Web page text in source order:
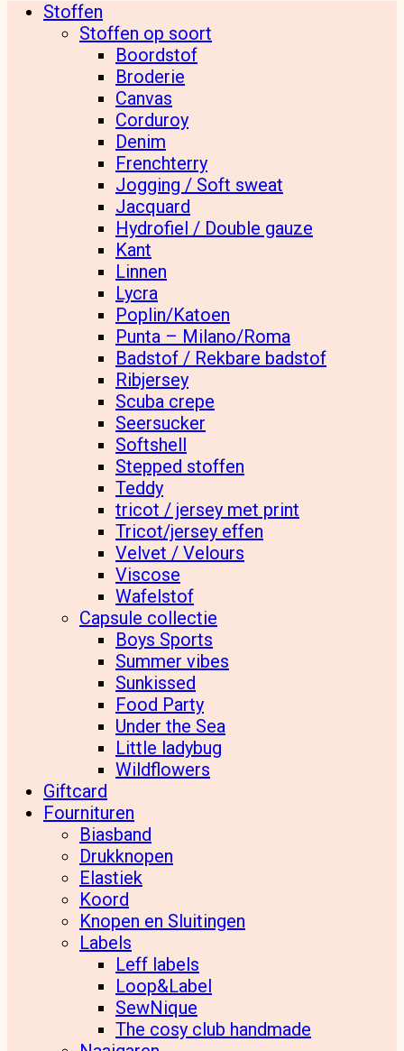
Stoffen
Stoffen op soort
Boordstof
Broderie
Canvas
Corduroy
Denim
Frenchterry
Jogging / Soft sweat
Jacquard
Hydrofiel / Double gauze
Kant
Linnen
Lycra
Poplin/Katoen
Punta – Milano/Roma
Badstof / Rekbare badstof
Ribjersey
Scuba crepe
Seersucker
Softshell
Stepped stoffen
Teddy
tricot / jersey met print
Tricot/jersey effen
Velvet / Velours
Viscose
Wafelstof
Capsule collectie
Boys Sports
Summer vibes
Sunkissed
Food Party
Under the Sea
Little ladybug
Wildflowers
Giftcard
Fournituren
Biasband
Drukknopen
Elastiek
Koord
Knopen en Sluitingen
Labels
Leff labels
Loop&Label
SewNique
The cosy club handmade